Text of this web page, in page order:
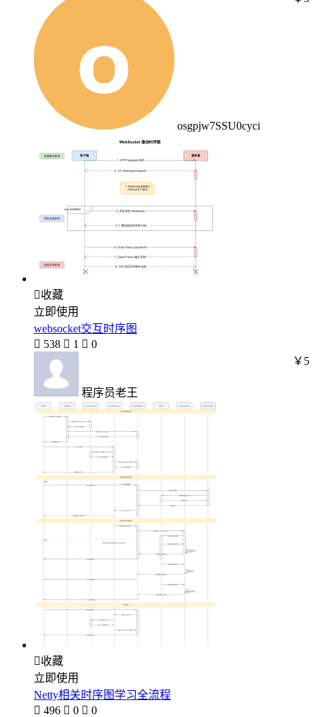
osgpjw7SSU0cyci
收藏
立即使用
websocket交互时序图
 538  1  0
程序员老王
￥5
收藏
立即使用
Netty相关时序图学习全流程
 496  0  0